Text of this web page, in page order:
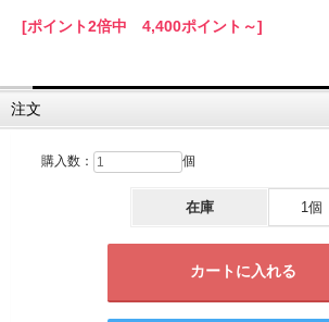
[ポイント2倍中 4,400ポイント～]
注文
購入数： 個
在庫 1個